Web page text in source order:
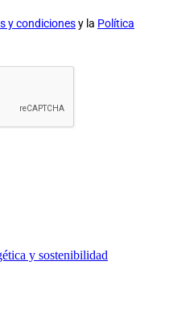
y condicionesy la Política
y sostenibilidad